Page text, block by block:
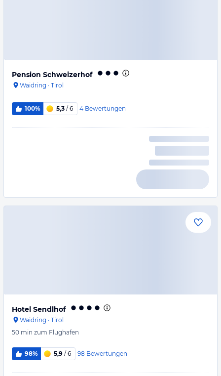
Pension Schweizerhof
Waidring · Tirol
100% 5,3 / 6 4 Bewertungen
Hotel Sendlhof
Waidring · Tirol
50 min zum Flughafen
98% 5,9 / 6 98 Bewertungen